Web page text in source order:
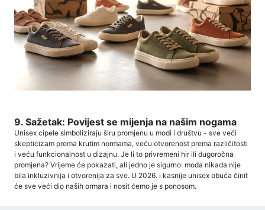
9. Sažetak: Povijest se mijenja na našim nogama
Unisex cipele simboliziraju širu promjenu u modi i društvu - sve veći
skepticizam prema krutim normama, veću otvorenost prema različitosti
i veću funkcionalnost u dizajnu. Je li to privremeni hir ili dugoročna
promjena? Vrijeme će pokazati, ali jedno je sigurno: moda nikada nije
bila inkluzivnija i otvorenija za sve. U 2026. i kasnije unisex obuća činit
će sve veći dio naših ormara i nosit ćemo je s ponosom.